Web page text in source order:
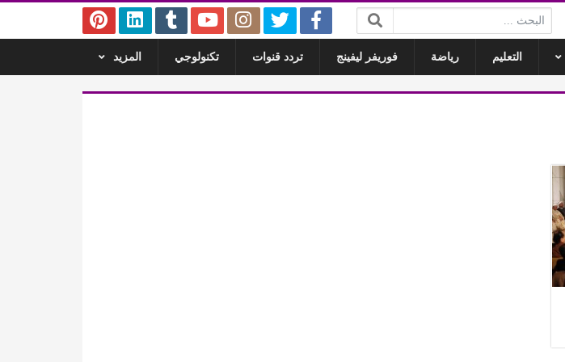
البحث:
التعليم رياضة فوريفر ليفينج تردد قنوات تكنولوجي المزيد